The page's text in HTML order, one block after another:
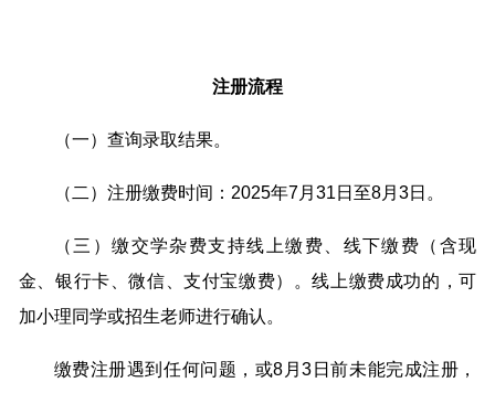
注册流程
（一）查询录取结果。
（二）注册缴费时间：2025年7月31日至8月3日。
（三）缴交学杂费支持线上缴费、线下缴费（含现
金、银行卡、微信、支付宝缴费）。线上缴费成功的，可
加小理同学或招生老师进行确认。
缴费注册遇到任何问题，或8月3日前未能完成注册，